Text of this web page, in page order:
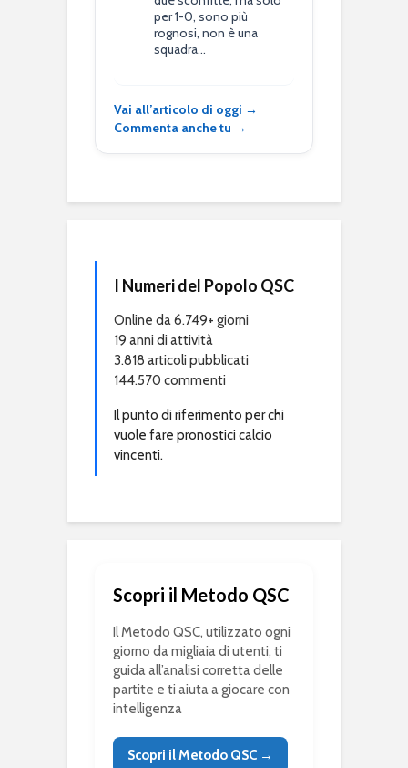
per 1-0, sono più
rognosi, non è una
squadra…
Vai all’articolo di oggi →
Commenta anche tu →
I Numeri del Popolo QSC
Online da 6.749+ giorni
19 anni di attività
3.818 articoli pubblicati
144.570 commenti
Il punto di riferimento per chi
vuole fare pronostici calcio
vincenti.
Scopri il Metodo QSC
Il Metodo QSC, utilizzato ogni
giorno da migliaia di utenti, ti
guida all’analisi corretta delle
partite e ti aiuta a giocare con
intelligenza
Scopri il Metodo QSC →